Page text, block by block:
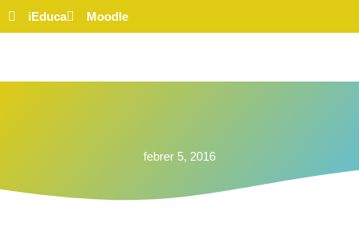
iEduca Moodle
febrer 5, 2016